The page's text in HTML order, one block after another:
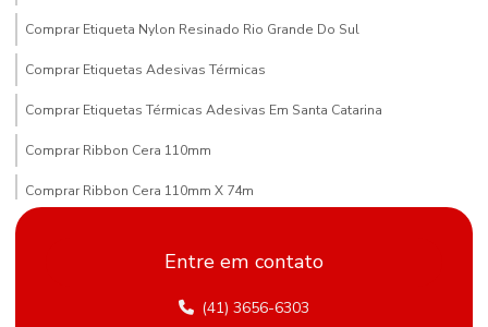
Comprar Etiqueta Nylon Resinado Rio Grande Do Sul
Comprar Etiquetas Adesivas Térmicas
Comprar Etiquetas Térmicas Adesivas Em Santa Catarina
Comprar Ribbon Cera 110mm
Comprar Ribbon Cera 110mm X 74m
Compras De Etiqueta De Gondola Em Minas Gerais
Comprimento Etiquetas Adesivas
Entre em contato
(41) 3656-6303